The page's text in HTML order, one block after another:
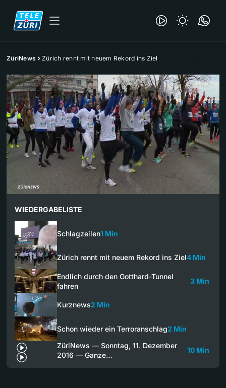
ZüriNews Zürich rennt mit neuem Rekord ins Ziel
WIEDERGABELISTE
Schlagzeilen1 Min
Zürich rennt mit neuem Rekord ins Ziel4 Min
Endlich durch den Gotthard-Tunnel
fahren
3 Min
Kurznews2 Min
Schon wieder ein Terroranschlag2 Min
ZüriNews — Sonntag, 11. Dezember
2016 — Ganze…
10 Min